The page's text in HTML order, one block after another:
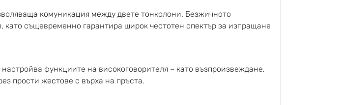
комуникация между двете тонколони. Безжичното
същевременно гарантира широк честотен спектър за изпращане
функциите на високоговорителя – като възпроизвеждане,
прости жестове с върха на пръста.